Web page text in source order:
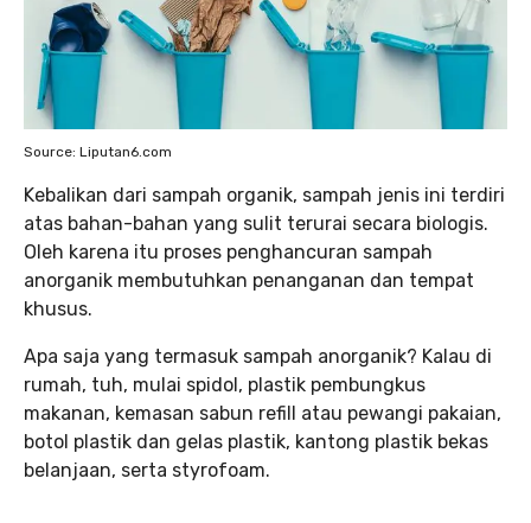
Source: Liputan6.com
Kebalikan dari sampah organik, sampah jenis ini terdiri
atas bahan-bahan yang sulit terurai secara biologis.
Oleh karena itu proses penghancuran sampah
anorganik membutuhkan penanganan dan tempat
khusus.
Apa saja yang termasuk sampah anorganik? Kalau di
rumah, tuh, mulai spidol, plastik pembungkus
makanan, kemasan sabun refill atau pewangi pakaian,
botol plastik dan gelas plastik, kantong plastik bekas
belanjaan, serta styrofoam.